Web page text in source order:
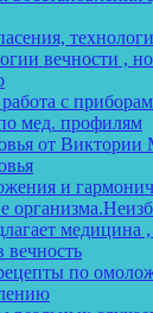
вечности ,
работа с
мед. профилям
от Виктории
и
медицина
вечность
по